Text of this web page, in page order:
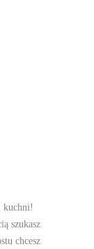
kuchni!
szukasz
chcesz